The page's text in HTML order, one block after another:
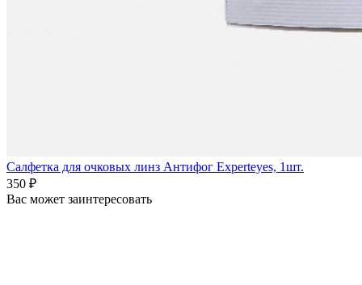
Салфетка для очковых линз Антифог Experteyes, 1шт.
350 ₽
Вас может заинтересовать